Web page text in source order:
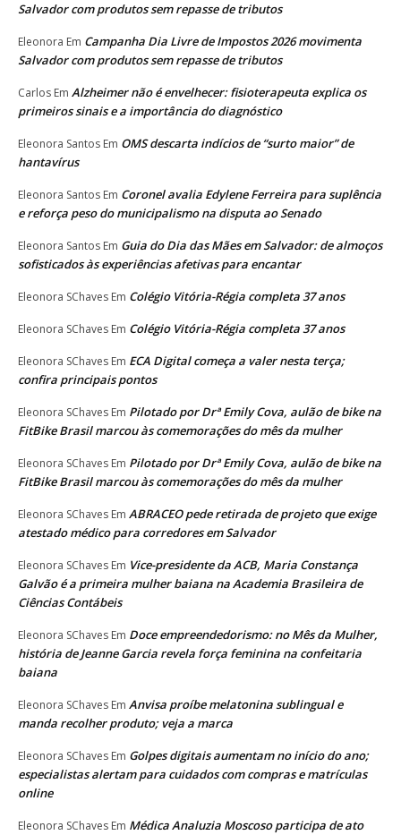
Salvador com produtos sem repasse de tributos
Eleonora Em Campanha Dia Livre de Impostos 2026 movimenta
Salvador com produtos sem repasse de tributos
Carlos Em Alzheimer não é envelhecer: fisioterapeuta explica os
primeiros sinais e a importância do diagnóstico
Eleonora Santos Em OMS descarta indícios de “surto maior” de
hantavírus
Eleonora Santos Em Coronel avalia Edylene Ferreira para suplência
e reforça peso do municipalismo na disputa ao Senado
Eleonora Santos Em Guia do Dia das Mães em Salvador: de almoços
sofisticados às experiências afetivas para encantar
Eleonora SChaves Em Colégio Vitória-Régia completa 37 anos
Eleonora SChaves Em Colégio Vitória-Régia completa 37 anos
Eleonora SChaves Em ECA Digital começa a valer nesta terça;
confira principais pontos
Eleonora SChaves Em Pilotado por Drª Emily Cova, aulão de bike na
FitBike Brasil marcou às comemorações do mês da mulher
Eleonora SChaves Em Pilotado por Drª Emily Cova, aulão de bike na
FitBike Brasil marcou às comemorações do mês da mulher
Eleonora SChaves Em ABRACEO pede retirada de projeto que exige
atestado médico para corredores em Salvador
Eleonora SChaves Em Vice-presidente da ACB, Maria Constança
Galvão é a primeira mulher baiana na Academia Brasileira de
Ciências Contábeis
Eleonora SChaves Em Doce empreendedorismo: no Mês da Mulher,
história de Jeanne Garcia revela força feminina na confeitaria
baiana
Eleonora SChaves Em Anvisa proíbe melatonina sublingual e
manda recolher produto; veja a marca
Eleonora SChaves Em Golpes digitais aumentam no início do ano;
especialistas alertam para cuidados com compras e matrículas
online
Eleonora SChaves Em Médica Analuzia Moscoso participa de ato